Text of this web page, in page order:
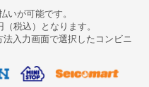
いが可能です。
税込）となります。
入力画面で選択したコンビニ